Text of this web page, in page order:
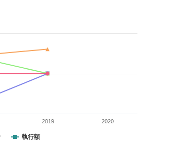
執行額
2019 2020